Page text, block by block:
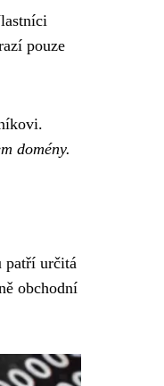
pouze
domény.
patří určitá
obchodní